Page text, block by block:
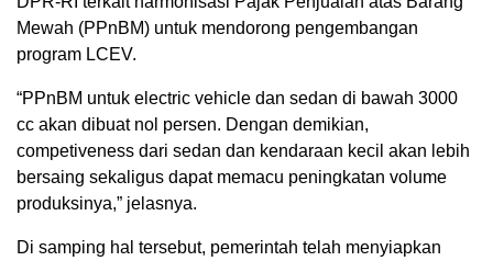
Mewah (PPnBM) untuk mendorong pengembangan
program LCEV.
“PPnBM untuk electric vehicle dan sedan di bawah 3000
cc akan dibuat nol persen. Dengan demikian,
competiveness dari sedan dan kendaraan kecil akan lebih
bersaing sekaligus dapat memacu peningkatan volume
produksinya,” jelasnya.
Di samping hal tersebut, pemerintah telah menyiapkan